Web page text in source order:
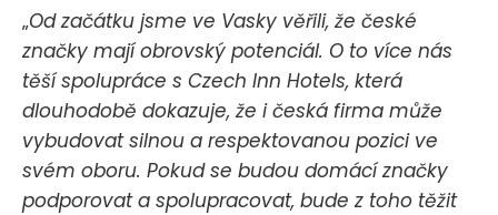
„Od začátku jsme ve Vasky věřili, že české
značky mají obrovský potenciál. O to více nás
těší spolupráce s Czech Inn Hotels, která
dlouhodobě dokazuje, že i česká firma může
vybudovat silnou a respektovanou pozici ve
svém oboru. Pokud se budou domácí značky
podporovat a spolupracovat, bude z toho těžit